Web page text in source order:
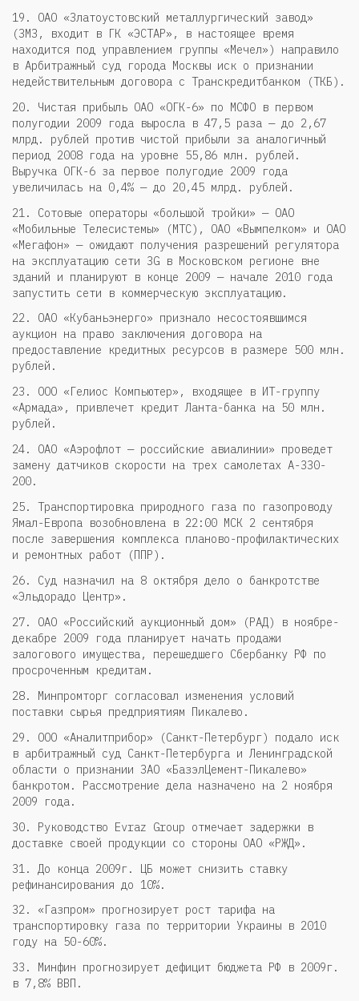
19. ОАО «Златоустовский металлургический завод»
(ЗМЗ, входит в ГК «ЭСТАР», в настоящее время
находится под управлением группы «Мечел») направило
в Арбитражный суд города Москвы иск о признании
недействительным договора с Транскредитбанком (ТКБ).
20. Чистая прибыль ОАО «ОГК-6» по МСФО в первом
полугодии 2009 года выросла в 47,5 раза — до 2,67
млрд. рублей против чистой прибыли за аналогичный
период 2008 года на уровне 55,86 млн. рублей.
Выручка ОГК-6 за первое полугодие 2009 года
увеличилась на 0,4% — до 20,45 млрд. рублей.
21. Сотовые операторы «большой тройки» — ОАО
«Мобильные Телесистемы» (МТС), ОАО «Вымпелком» и ОАО
«Мегафон» — ожидают получения разрешений регулятора
на эксплуатацию сети 3G в Московском регионе вне
зданий и планируют в конце 2009 — начале 2010 года
запустить сети в коммерческую эксплуатацию.
22. ОАО «Кубаньэнерго» признало несостоявшимся
аукцион на право заключения договора на
предоставление кредитных ресурсов в размере 500 млн.
рублей.
23. ООО «Гелиос Компьютер», входящее в ИТ-группу
«Армада», привлечет кредит Ланта-банка на 50 млн.
рублей.
24. ОАО «Аэрофлот — российские авиалинии» проведет
замену датчиков скорости на трех самолетах A-330-
200.
25. Транспортировка природного газа по газопроводу
Ямал-Европа возобновлена в 22:00 МСК 2 сентября
после завершения комплекса планово-профилактических
и ремонтных работ (ППР).
26. Суд назначил на 8 октября дело о банкротстве
«Эльдорадо Центр».
27. ОАО «Российский аукционный дом» (РАД) в ноябре-
декабре 2009 года планирует начать продажи
залогового имущества, перешедшего Сбербанку РФ по
просроченным кредитам.
28. Минпромторг согласовал изменения условий
поставки сырья предприятиям Пикалево.
29. ООО «Аналитприбор» (Санкт-Петербург) подало иск
в арбитражный суд Санкт-Петербурга и Ленинградской
области о признании ЗАО «БазэлЦемент-Пикалево»
банкротом. Рассмотрение дела назначено на 2 ноября
2009 года.
30. Руководство Evraz Group отмечает задержки в
доставке своей продукции со стороны ОАО «РЖД».
31. До конца 2009г. ЦБ может снизить ставку
рефинансирования до 10%.
32. «Газпром» прогнозирует рост тарифа на
транспортировку газа по территории Украины в 2010
году на 50-60%.
33. Минфин прогнозирует дефицит бюджета РФ в 2009г.
в 7,8% ВВП.